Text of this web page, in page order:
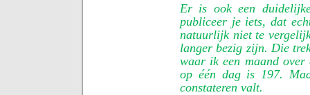
Er is ook een
publiceer je iets, dat
natuurlijk niet te
langer bezig zijn. Die
waar ik een maand over
op één dag is 197.
constateren valt.